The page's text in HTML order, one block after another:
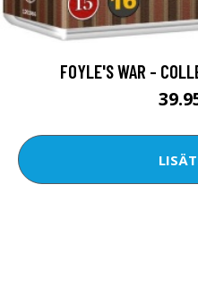
FOYLE'S WAR -